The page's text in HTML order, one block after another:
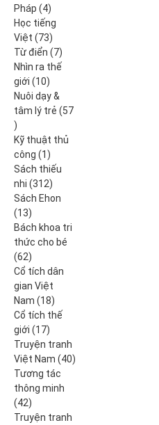
Pháp
44
produits
Học tiếng
Việt
7373
produits
Từ điển 77
produits
Nhìn ra thế
giới
1010
produits
Nuôi dạy &
tâm lý trẻ
57
57
produits
Kỹ thuật thủ
công
11
produit
Sách thiếu
nhi 312312
produits
Sách Ehon
1313
produits
Bách khoa tri
thức cho bé
6262
produits
Cổ tích dân
gian Việt
Nam
1818
produits
Cổ tích thế
giới
1717
produits
Truyện tranh
Việt Nam
4040
Tương tác
thông minh
4242
produits
Truyện tranh